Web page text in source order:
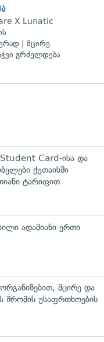
X Lunatic
| მცირე
გრძელდება
Student Card-ისა და
ქუთაისში
ტარიფით
ადამიანი ერთი
მცირე და
შრომის უსაფრთხოების